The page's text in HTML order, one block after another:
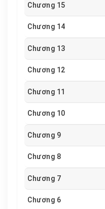
Chương 15
Chương 14
Chương 13
Chương 12
Chương 11
Chương 10
Chương 9
Chương 8
Chương 7
Chương 6